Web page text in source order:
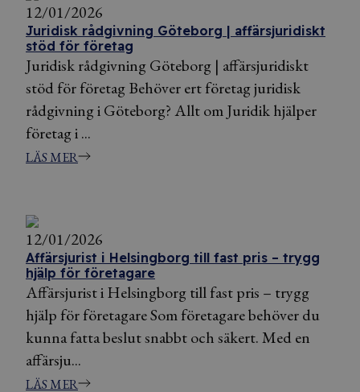
12/01/2026
Juridisk rådgivning Göteborg | affärsjuridiskt
stöd för företag
Juridisk rådgivning Göteborg | affärsjuridiskt
stöd för företag Behöver ert företag juridisk
rådgivning i Göteborg? Allt om Juridik hjälper
företag i ...
LÄS MER
12/01/2026
Affärsjurist i Helsingborg till fast pris – trygg
hjälp för företagare
Affärsjurist i Helsingborg till fast pris – trygg
hjälp för företagare Som företagare behöver du
kunna fatta beslut snabbt och säkert. Med en
affärsju...
LÄS MER